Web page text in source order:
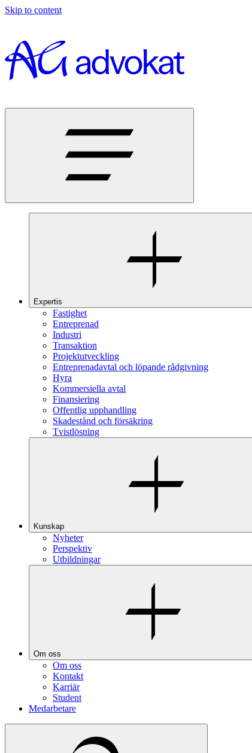
Skip to content
Expertis
Fastighet
Entreprenad
Industri
Transaktion
Projektutveckling
Entreprenadavtal och löpande rådgivning
Hyra
Kommersiella avtal
Finansiering
Offentlig upphandling
Skadestånd och försäkring
Tvistlösning
Kunskap
Nyheter
Perspektiv
Utbildningar
Om oss
Om oss
Kontakt
Karriär
Student
Medarbetare